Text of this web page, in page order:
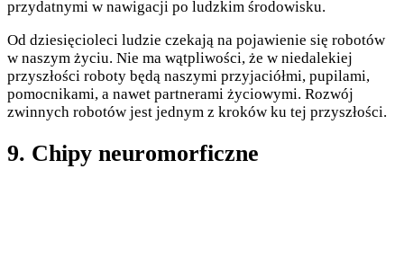
przydatnymi w nawigacji po ludzkim środowisku.
Od dziesięcioleci ludzie czekają na pojawienie się robotów
w naszym życiu. Nie ma wątpliwości, że w niedalekiej
przyszłości roboty będą naszymi przyjaciółmi, pupilami,
pomocnikami, a nawet partnerami życiowymi. Rozwój
zwinnych robotów jest jednym z kroków ku tej przyszłości.
9. Chipy neuromorficzne